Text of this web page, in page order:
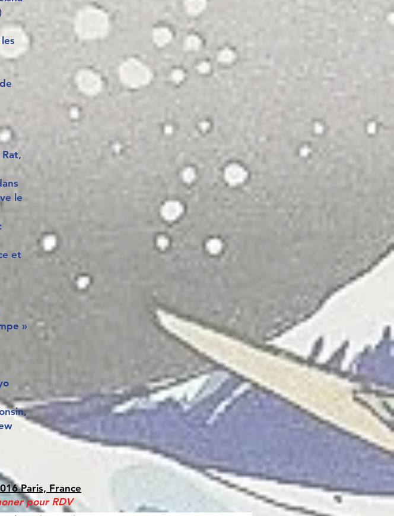
le
et
»
Paris, France
pour RDV